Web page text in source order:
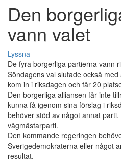
Den
vann valet
Lyssna
De fyra borgerliga partierna vann
Söndagens val slutade också
kom in i riksdagen och får 20
Den borgerliga alliansen får inte
kunna få igenom sina förslag i
behöver stöd av något annat
vågmästarparti.
Den kommande regeringen
Sverigedemokraterna eller något
resultat.